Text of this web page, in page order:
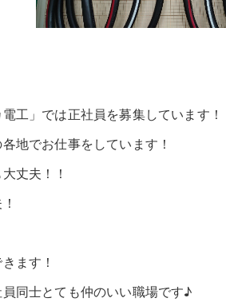
工」では正社員を募集しています！
地でお仕事をしています！
丈夫！！
ます！
同士とても仲のいい職場です♪